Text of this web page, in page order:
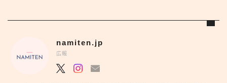
namiten.jp
広報